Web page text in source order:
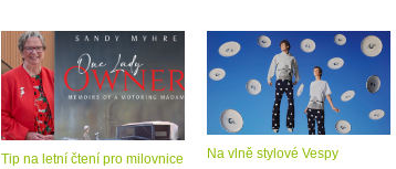
Tip na letní čtení pro milovnice
Na vlně stylové Vespy